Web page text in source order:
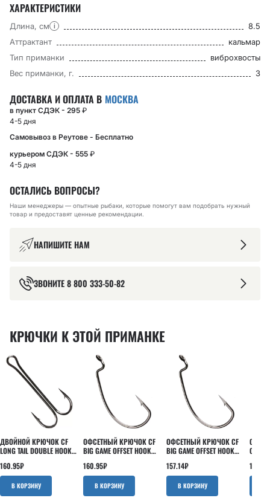
ХАРАКТЕРИСТИКИ
Длина, см i
8.5
Аттрактант
кальмар
Тип приманки
виброхвосты
Вес приманки, г.
3
ДОСТАВКА И ОПЛАТА В МОСКВА
в пункт СДЭК - 295 ₽
4-5 дня
Самовывоз в Реутове - Бесплатно
курьером СДЭК - 555 ₽
4-5 дня
ОСТАЛИСЬ ВОПРОСЫ?
Наши менеджеры — опытные рыбаки, которые помогут вам подобрать нужный
товар и предоставят ценные рекомендации.
НАПИШИТЕ НАМ
ЗВОНИТЕ8 800 333-50-82
КРЮЧКИ К ЭТОЙ ПРИМАНКЕ
ДВОЙНОЙ КРЮЧОК CF
LONG TAIL DOUBLE HOOK
160.95₽
В КОРЗИНУ
ОФСЕТНЫЙ КРЮЧОК CF
BIG GAME OFFSET HOOK
160.95₽
В КОРЗИНУ
ОФСЕТНЫЙ КРЮЧОК CF
BIG GAME OFFSET HOOK
157.14₽
В КОРЗИНУ
199.05